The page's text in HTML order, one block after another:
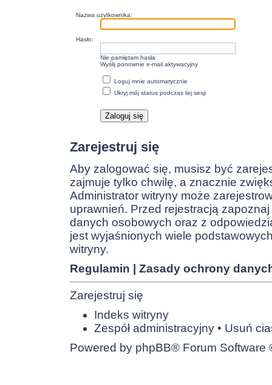
Nazwa użytkownika:
Hasło:
Nie pamiętam hasła
Wyślij ponownie e-mail aktywacyjny
Loguj mnie automatycznie
Ukryj mój status podczas tej sesji
Zarejestruj się
Aby zalogować się, musisz być
zajmuje tylko chwilę, a znacznie
Administrator witryny może
uprawnień. Przed rejestracją
danych osobowych oraz z
jest wyjaśnionych wiele
witryny.
Regulamin
Zasady ochrony
Zarejestruj się
Indeks witryny
Zespół administracyjny • Usuń
Powered by phpBB® Forum Software